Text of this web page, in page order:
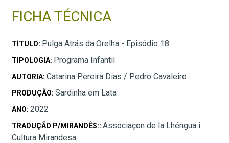
FICHA TÉCNICA
TÍTULO: Pulga Atrás da Orelha - Episódio 18
TIPOLOGIA: Programa Infantil
AUTORIA: Catarina Pereira Dias / Pedro Cavaleiro
PRODUÇÃO: Sardinha em Lata
ANO: 2022
TRADUÇÃO P/MIRANDÊS:: Associaçon de la Lhéngua i
Cultura Mirandesa